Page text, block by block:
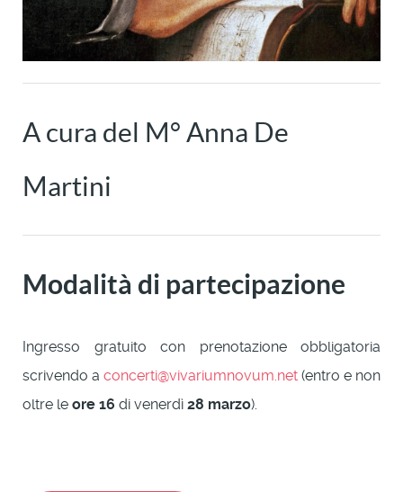
A cura del M° Anna De
Martini
Modalità di partecipazione
Ingresso gratuito con prenotazione obbligatoria
scrivendo a concerti@vivariumnovum.net (entro e non
oltre le ore 16 di venerdì 28 marzo).